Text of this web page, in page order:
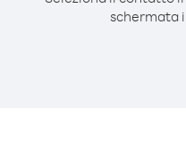
schermata